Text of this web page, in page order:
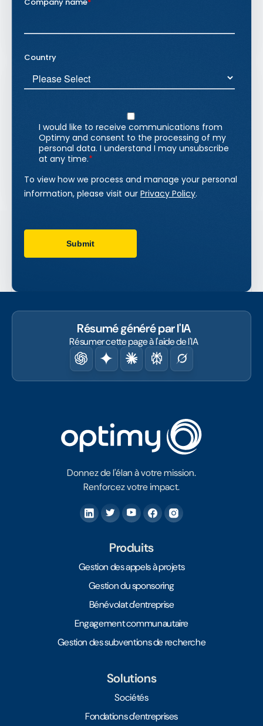
Résumé généré par l'IA
Résumer cette page à l'aide de l'IA
Donnez de l'élan à votre mission.
Renforcez votre impact.
Produits
Gestion des appels à projets
Gestion du sponsoring
Bénévolat d'entreprise
Engagement communautaire
Gestion des subventions de recherche
Solutions
Sociétés
Fondations d'entreprises